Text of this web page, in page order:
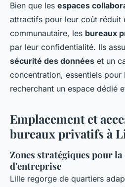
Bien que les espaces
attractifs pour leur coût réduit
communautaire, les bureaux
par leur confidentialité. Ils
sécurité des données et un
concentration, essentiels pour
recherchant un espace dédié
Emplacement et
bureaux privatifs à
Zones stratégiques pour
d'entreprise
Lille regorge de quartiers